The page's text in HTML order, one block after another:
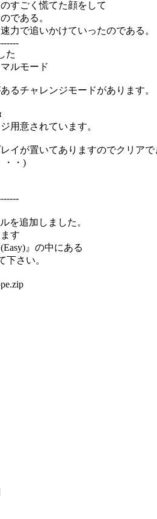
すごく慌てた顔をして
である。
力で追いかけていったのである。
た
ルモード
るチャレンジモードがあります。
用意されています。
イが置いてありますのでクリア
・・)
を追加しました。
す
』の中にある
下さい。